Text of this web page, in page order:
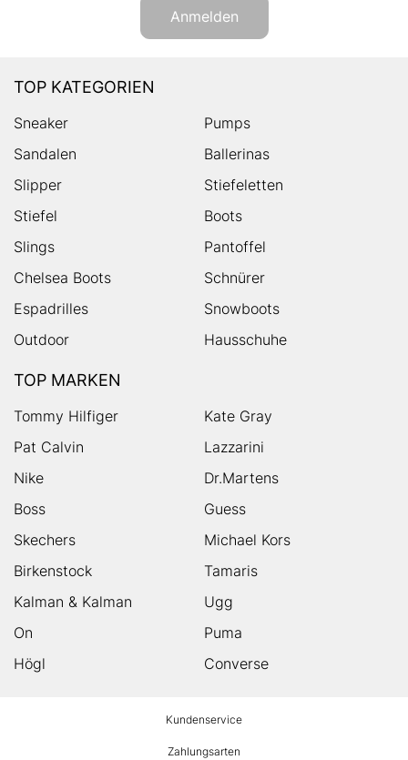
Anmelden
TOP KATEGORIEN
Sneaker
Pumps
Sandalen
Ballerinas
Slipper
Stiefeletten
Stiefel
Boots
Slings
Pantoffel
Chelsea Boots
Schnürer
Espadrilles
Snowboots
Outdoor
Hausschuhe
TOP MARKEN
Tommy Hilfiger
Kate Gray
Pat Calvin
Lazzarini
Nike
Dr.Martens
Boss
Guess
Skechers
Michael Kors
Birkenstock
Tamaris
Kalman & Kalman
Ugg
On
Puma
Högl
Converse
Kundenservice
Zahlungsarten